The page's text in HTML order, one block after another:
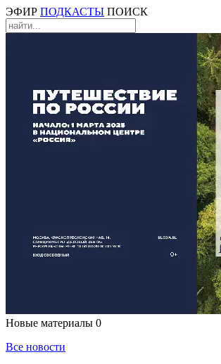
ЭФИР ПОДКАСТЫ ПОИСК
Новые материалы 0
Все новости